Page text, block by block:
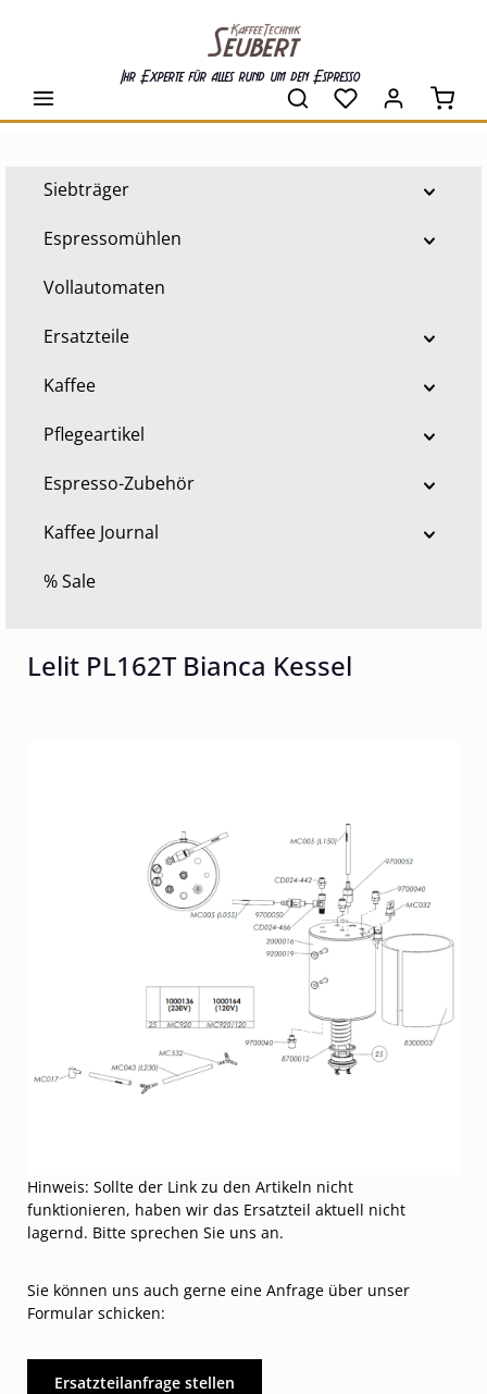
Ihr Experte für alles rund um den Espresso
Siebträger
Espressomühlen
Vollautomaten
Ersatzteile
Kaffee
Pflegeartikel
Espresso-Zubehör
Kaffee Journal
% Sale
Lelit PL162T Bianca Kessel
Hinweis: Sollte der Link zu den Artikeln nicht
funktionieren, haben wir das Ersatzteil aktuell nicht
lagernd. Bitte sprechen Sie uns an.
Sie können uns auch gerne eine Anfrage über unser
Formular schicken:
Ersatzteilanfrage stellen